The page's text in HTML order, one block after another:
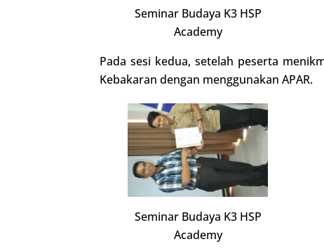
Seminar Budaya K3 HSP
Academy
Pada sesi kedua, setelah peserta
Kebakaran dengan menggunakan APAR.
Seminar Budaya K3 HSP
Academy